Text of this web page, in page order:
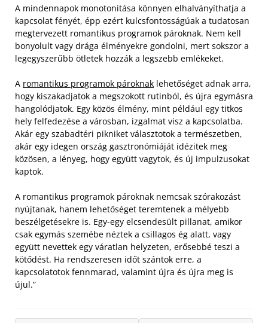
A mindennapok monotonitása könnyen elhalványíthatja a
kapcsolat fényét, épp ezért kulcsfontosságúak a tudatosan
megtervezett romantikus programok pároknak. Nem kell
bonyolult vagy drága élményekre gondolni, mert sokszor a
legegyszerűbb ötletek hozzák a legszebb emlékeket.
A romantikus programok pároknak lehetőséget adnak arra,
hogy kiszakadjatok a megszokott rutinból, és újra egymásra
hangolódjatok. Egy közös élmény, mint például egy titkos
hely felfedezése a városban, izgalmat visz a kapcsolatba.
Akár egy szabadtéri pikniket választotok a természetben,
akár egy idegen ország gasztronómiáját idézitek meg
közösen, a lényeg, hogy együtt vagytok, és új impulzusokat
kaptok.
A romantikus programok pároknak nemcsak szórakozást
nyújtanak, hanem lehetőséget teremtenek a mélyebb
beszélgetésekre is. Egy-egy elcsendesült pillanat, amikor
csak egymás szemébe néztek a csillagos ég alatt, vagy
együtt nevettek egy váratlan helyzeten, erősebbé teszi a
kötődést. Ha rendszeresen időt szántok erre, a
kapcsolatotok fennmarad, valamint újra és újra meg is
újul.”